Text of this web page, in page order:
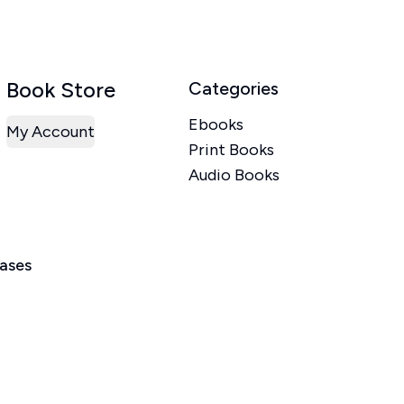
Book Store
My Account
Categories
Ebooks
Print Books
Audio Books